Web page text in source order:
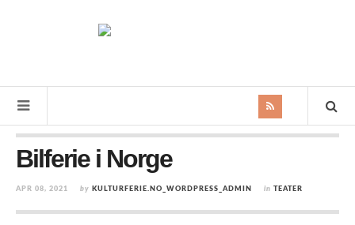
Bilferie i Norge
APR 08, 2021 by KULTURFERIE.NO_WORDPRESS_ADMIN in TEATER